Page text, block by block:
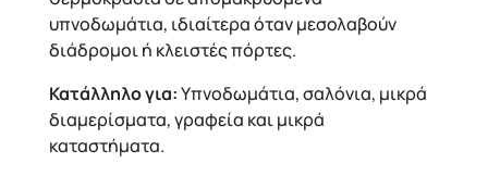
υπνοδωμάτια, ιδιαίτερα όταν μεσολαβούν
διάδρομοι ή κλειστές πόρτες.
Κατάλληλο για:Υπνοδωμάτια, σαλόνια, μικρά
διαμερίσματα, γραφεία και μικρά
καταστήματα.